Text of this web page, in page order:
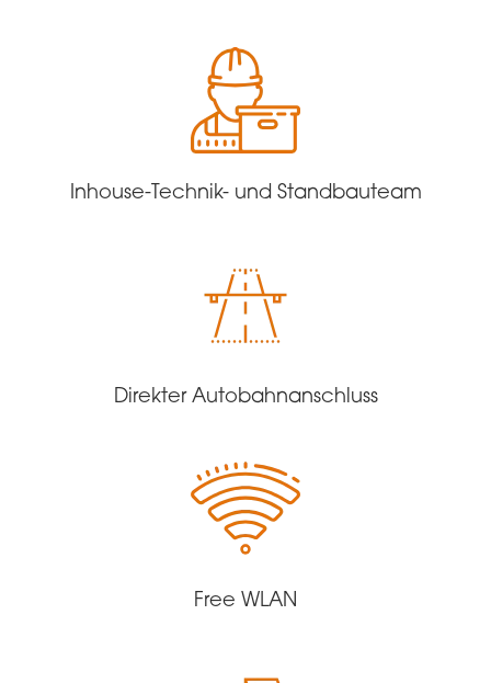
Inhouse-Technik- und Standbauteam
Direkter Autobahnanschluss
Free WLAN